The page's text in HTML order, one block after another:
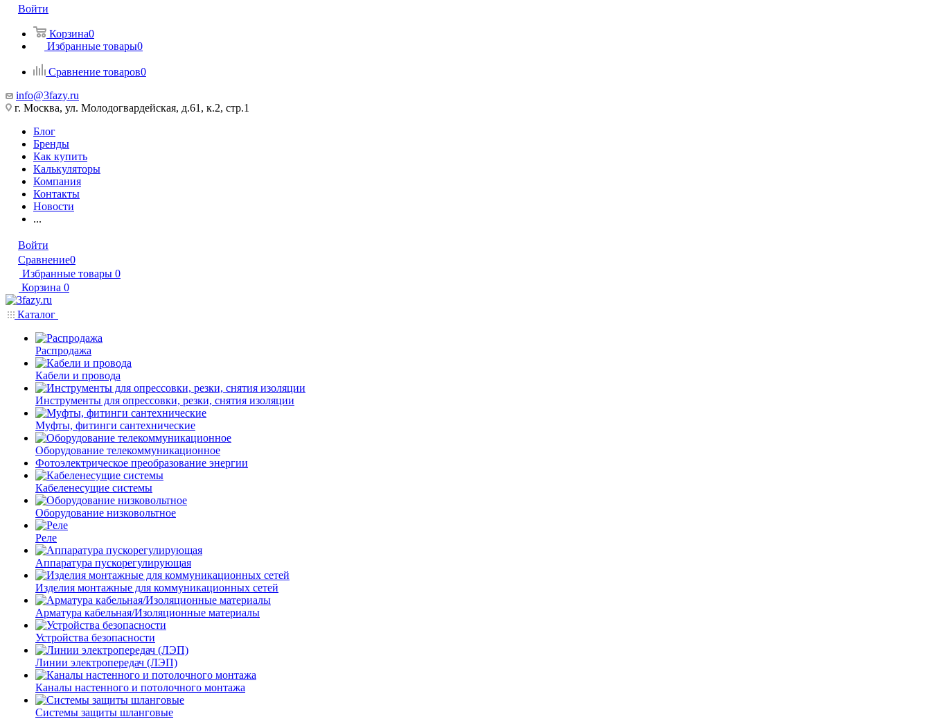
Войти
Корзина0
Избранные товары0
Сравнение товаров0
info@3fazy.ru
г. Москва, ул. Молодогвардейская, д.61, к.2, стр.1
Блог
Бренды
Как купить
Калькуляторы
Компания
Контакты
Новости
...
Войти
Сравнение0
Избранные товары 0
Корзина 0
Каталог
Распродажа
Кабели и провода
Инструменты для опрессовки, резки, снятия изоляции
Муфты, фитинги сантехнические
Оборудование телекоммуникационное
Фотоэлектрическое преобразование энергии
Кабеленесущие системы
Оборудование низковольтное
Реле
Аппаратура пускорегулирующая
Изделия монтажные для коммуникационных сетей
Арматура кабельная/Изоляционные материалы
Устройства безопасности
Линии электропередач (ЛЭП)
Каналы настенного и потолочного монтажа
Системы защиты шланговые